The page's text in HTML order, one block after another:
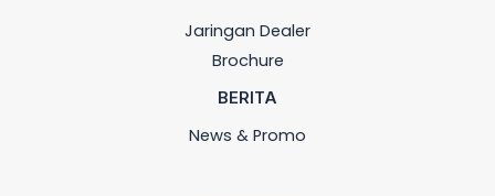
Jaringan Dealer
Brochure
BERITA
News & Promo